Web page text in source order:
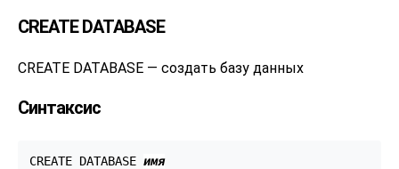
CREATE DATABASE
CREATE DATABASE — создать базу данных
Синтаксис
CREATE DATABASE имя